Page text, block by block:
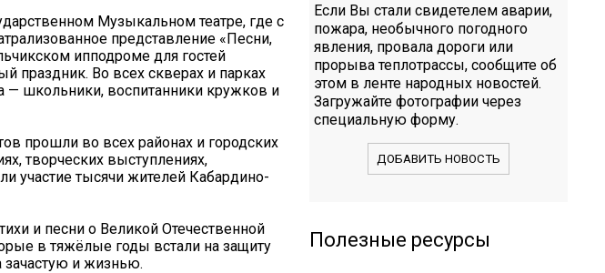
Музыкальном театре, где с
представление «Песни,
ипподроме для гостей
праздник. Во всех скверах и парках
школьники, воспитанники кружков и
прошли во всех районах и городских
творческих выступлениях,
участие тысячи жителей Кабардино-
и песни о Великой Отечественной
в тяжёлые годы встали на защиту
и жизнью.
Если Вы стали свидетелем аварии,
пожара, необычного погодного
явления, провала дороги или
прорыва теплотрассы, сообщите об
этом в ленте народных новостей.
Загружайте фотографии через
специальную форму.
ДОБАВИТЬ НОВОСТЬ
Полезные ресурсы